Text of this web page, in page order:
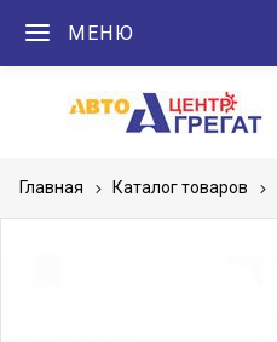
МЕНЮ
Главная Каталог товаров